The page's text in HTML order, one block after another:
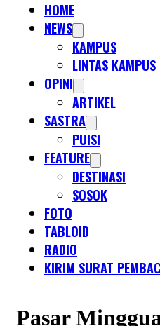
HOME
NEWS
KAMPUS
LINTAS KAMPUS
OPINI
ARTIKEL
SASTRA
PUISI
FEATURE
DESTINASI
SOSOK
FOTO
TABLOID
RADIO
KIRIM SURAT
Pasar